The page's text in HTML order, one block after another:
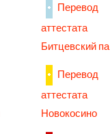
Перевод
аттестата
Битцевский
Перевод
аттестата
Новокосино